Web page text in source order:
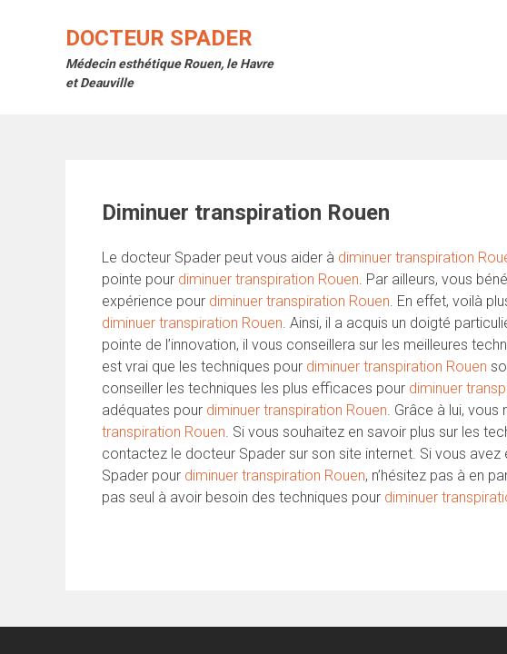
DOCTEUR SPADER
Médecin esthétique Rouen, le Havre
et Deauville
Diminuer transpiration Rouen
Le docteur Spader peut vous aider à diminuer transpiration
pointe pour diminuer transpiration Rouen. Par ailleurs, vous
expérience pour diminuer transpiration Rouen. En effet, voilà
diminuer transpiration Rouen. Ainsi, il a acquis un doigté
pointe de l’innovation, il vous conseillera sur les meilleures
est vrai que les techniques pour diminuer transpiration Rouen
conseiller les techniques les plus efficaces pour diminuer
adéquates pour diminuer transpiration Rouen. Grâce à lui, vous
transpiration Rouen. Si vous souhaitez en savoir plus sur les
contactez le docteur Spader sur son site internet. Si vous
Spader pour diminuer transpiration Rouen, n’hésitez pas à en
pas seul à avoir besoin des techniques pour diminuer